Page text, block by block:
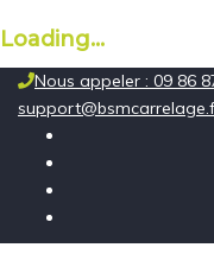
Loading...
Skip
content
Nous appeler : 09 86